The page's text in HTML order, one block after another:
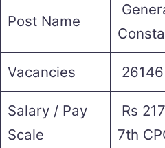
Post Name
Vacancies 26146
Salary / Pay
Scale
Rs
7th